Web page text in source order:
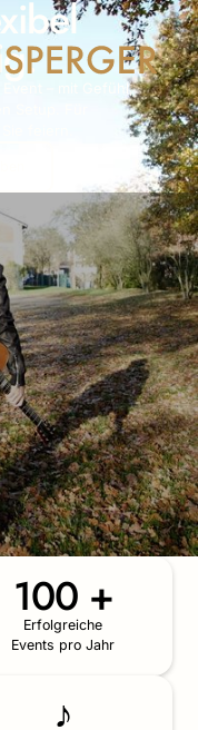
– mit Gefühl,
Setup. Für
100 +
Erfolgreiche
Events pro Jahr
♪